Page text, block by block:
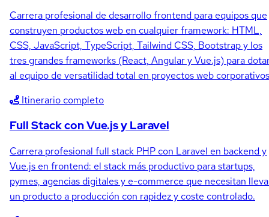
Carrera profesional de desarrollo frontend para equipos que
construyen productos web en cualquier framework: HTML,
CSS, JavaScript, TypeScript, Tailwind CSS, Bootstrap y los
tres grandes frameworks (React, Angular y Vue.js) para
al equipo de versatilidad total en proyectos web
Itinerario completo
Full Stack con Vue.js y Laravel
Carrera profesional full stack PHP con Laravel en backend y
Vue.js en frontend: el stack más productivo para startups,
pymes, agencias digitales y e-commerce que necesitan
un producto a producción con rapidez y coste controlado.